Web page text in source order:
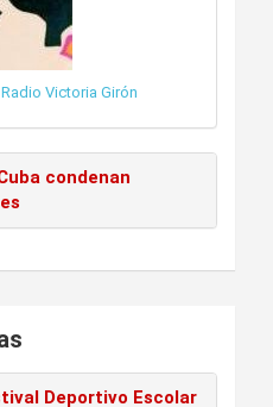
Victoria Girón
condenan
Deportivo Escolar